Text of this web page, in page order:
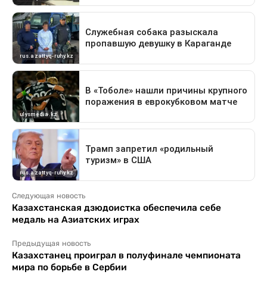
Следующая новость
Казахстанская дзюдоистка обеспечила себе
медаль на Азиатских играх
Предыдущая новость
Казахстанец проиграл в полуфинале чемпионата
мира по борьбе в Сербии